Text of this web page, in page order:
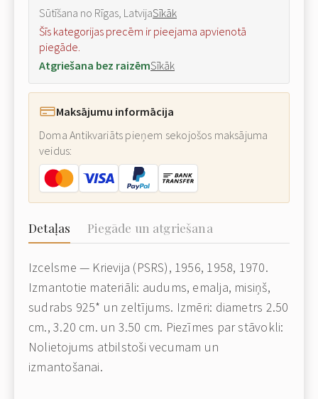
Sūtīšana no Rīgas, LatvijaSīkāk
Šīs kategorijas precēm ir pieejama apvienotā
piegāde.
Atgriešana bez raizēmSīkāk
Maksājumu informācija
Doma Antikvariāts pieņem sekojošos maksājuma
veidus:
Detaļas Piegāde un atgriešana
Izcelsme — Krievija (PSRS), 1956, 1958, 1970.
Izmantotie materiāli: audums, emalja, misiņš,
sudrabs 925* un zeltījums. Izmēri: diametrs 2.50
cm., 3.20 cm. un 3.50 cm. Piezīmes par stāvokli:
Nolietojums atbilstoši vecumam un
izmantošanai.